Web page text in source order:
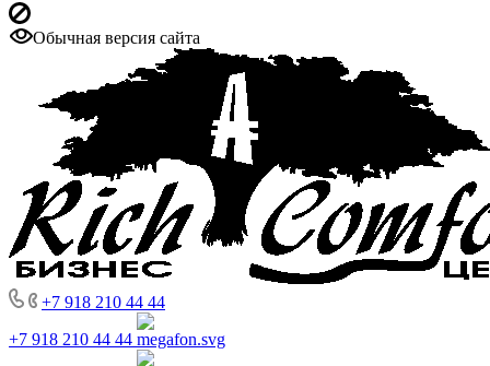
Обычная версия сайта
+7 918 210 44 44
+7 918 210 44 44